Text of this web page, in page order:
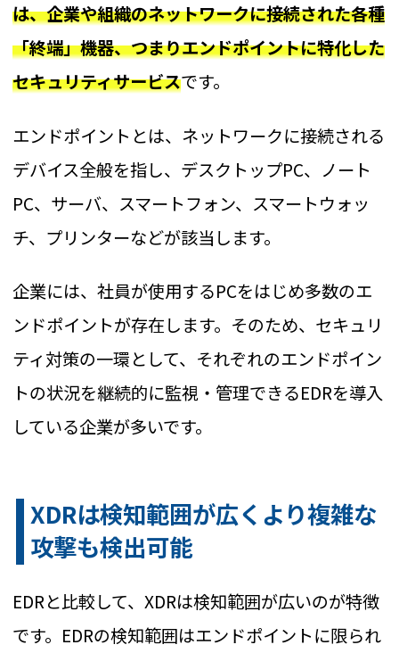
は、企業や組織のネットワークに接続された各種
「終端」機器、つまりエンドポイントに特化した
セキュリティサービスです。
エンドポイントとは、ネットワークに接続される
デバイス全般を指し、デスクトップPC、ノート
PC、サーバ、スマートフォン、スマートウォッ
チ、プリンターなどが該当します。
企業には、社員が使用するPCをはじめ多数のエ
ンドポイントが存在します。そのため、セキュリ
ティ対策の一環として、それぞれのエンドポイン
トの状況を継続的に監視・管理できるEDRを導入
している企業が多いです。
XDRは検知範囲が広くより複雑な
攻撃も検出可能
EDRと比較して、XDRは検知範囲が広いのが特徴
です。EDRの検知範囲はエンドポイントに限られ